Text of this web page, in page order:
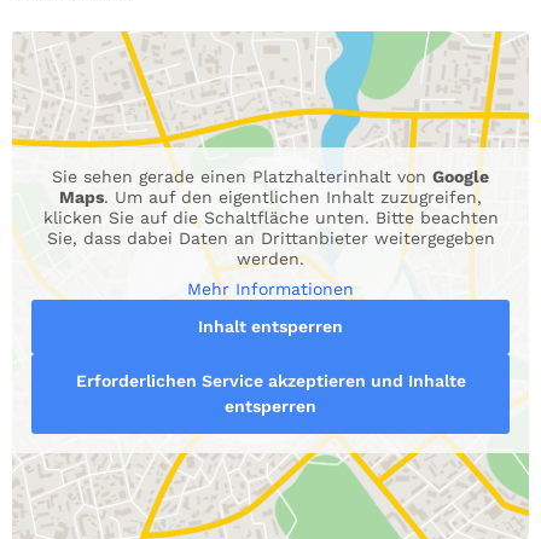
Sie sehen gerade einen Platzhalterinhalt von Google
Maps. Um auf den eigentlichen Inhalt zuzugreifen,
klicken Sie auf die Schaltfläche unten. Bitte beachten
Sie, dass dabei Daten an Drittanbieter weitergegeben
werden.
Mehr Informationen
Inhalt entsperren
Erforderlichen Service akzeptieren und Inhalte
entsperren